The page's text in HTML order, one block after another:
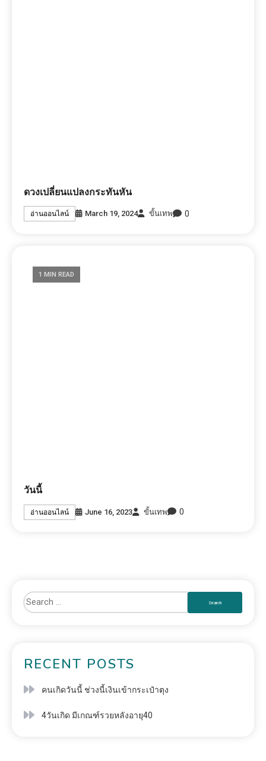
ดวงเปลี่ยนแปลงกระทันหัน
อ่านออนไลน์ March 19, 2024 ขั้นเทพ 0
1 MIN READ
วันนี้
อ่านออนไลน์ June 16, 2023 ขั้นเทพ 0
RECENT POSTS
คนเกิดวันนี้ ช่วงนี้เงินเข้ากระเป๋าตุง
4วันเกิด มีเกณฑ์รวยหลังอายุ40